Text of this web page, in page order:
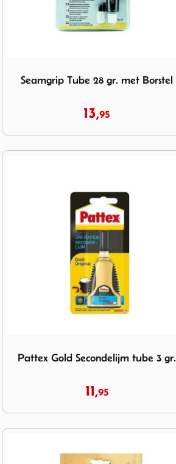
Seamgrip Tube 28 gr. met Borstel
13,95
Pattex Gold Secondelijm tube 3 gr.
11,95